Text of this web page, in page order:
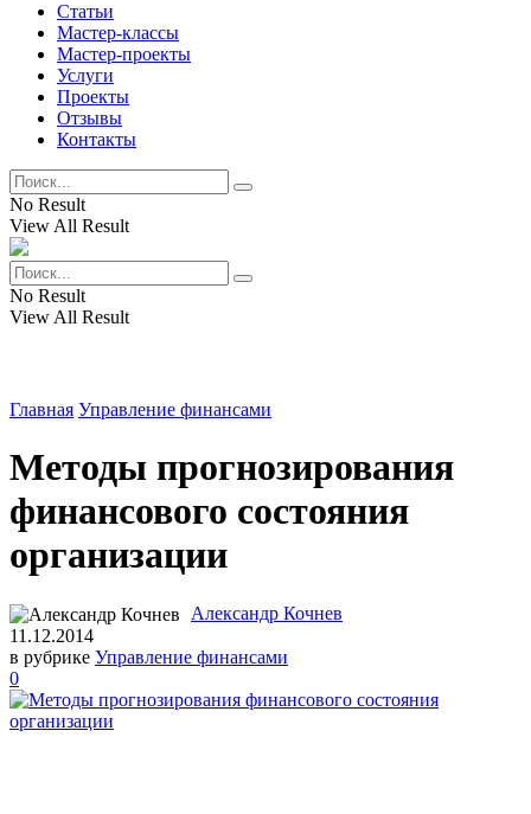
Статьи
Мастер-классы
Мастер-проекты
Услуги
Проекты
Отзывы
Контакты
No Result
View All Result
No Result
View All Result
Главная Управление финансами
Методы прогнозирования
финансового состояния
организации
Александр Кочнев
11.12.2014
в рубрике Управление финансами
0